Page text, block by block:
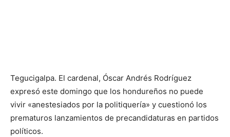
Tegucigalpa. El cardenal, Óscar Andrés Rodríguez
expresó este domingo que los hondureños no puede
vivir «anestesiados por la politiquería» y cuestionó los
prematuros lanzamientos de precandidaturas en partidos
políticos.